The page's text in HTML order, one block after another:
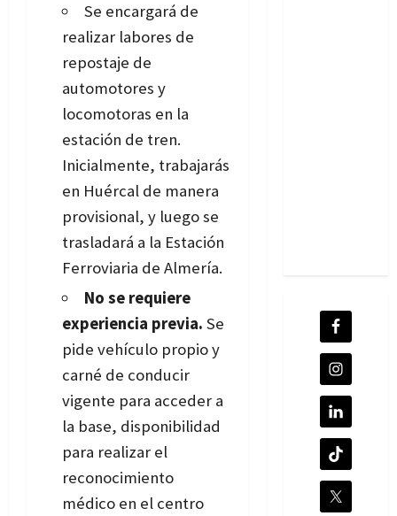
Se encargará de
realizar labores de
repostaje de
automotores y
locomotoras en la
estación de tren.
Inicialmente, trabajarás
en Huércal de manera
provisional, y luego se
trasladará a la Estación
Ferroviaria de Almería.
No se requiere
experiencia previa. Se
pide vehículo propio y
carné de conducir
vigente para acceder a
la base, disponibilidad
para realizar el
reconocimiento
médico en el centro